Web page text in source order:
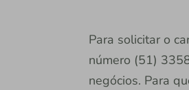
Para solicitar o
número (51)
negócios. Para